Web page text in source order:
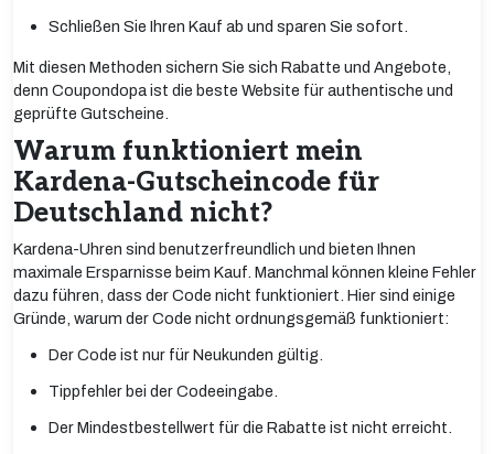
Schließen Sie Ihren Kauf ab und sparen Sie sofort.
Mit diesen Methoden sichern Sie sich Rabatte und Angebote,
denn Coupondopa ist die beste Website für authentische und
geprüfte Gutscheine.
Warum funktioniert mein
Kardena-Gutscheincode für
Deutschland nicht?
Kardena-Uhren sind benutzerfreundlich und bieten Ihnen
maximale Ersparnisse beim Kauf. Manchmal können kleine Fehler
dazu führen, dass der Code nicht funktioniert. Hier sind einige
Gründe, warum der Code nicht ordnungsgemäß funktioniert:
Der Code ist nur für Neukunden gültig.
Tippfehler bei der Codeeingabe.
Der Mindestbestellwert für die Rabatte ist nicht erreicht.